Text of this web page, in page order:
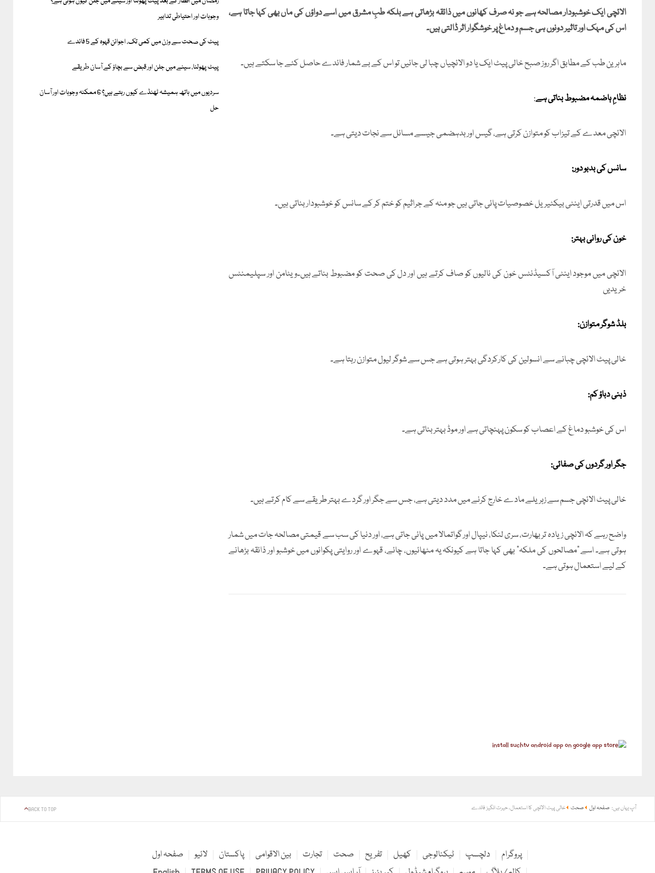
الائچی ایک خوشبودار مصالحہ ہے جو نہ صرف کھانوں میں ذائقہ بڑھاتی ہے بلکہ طبِ مشرق میں اسے دواؤں کی ماں بھی کہا جاتا ہے،
اس کی مہک اور تاثیر دونوں ہی جسم و دماغ پر خوشگوار اثر ڈالتی ہیں۔
ماہرین طب کے مطابق اگر روز صبح خالی پیٹ ایک یا دو الائچیاں چبا لی جائیں تو اس کے بے شمار فائدے حاصل کئے جا سکتے ہیں۔
نظامِ ہاضمہ مضبوط بناتی ہے:
الائچی معدے کے تیزاب کو متوازن کرتی ہے، گیس اور بدہضمی جیسے مسائل سے نجات دیتی ہے۔
سانس کی بدبو دور:
اس میں قدرتی اینٹی بیکٹیریل خصوصیات پائی جاتی ہیں جو منہ کے جراثیم کو ختم کر کے سانس کو خوشبودار بناتی ہیں۔
خون کی روانی بہتر:
الائچی میں موجود اینٹی آکسیڈنٹس خون کی نالیوں کو صاف کرتے ہیں اور دل کی صحت کو مضبوط بناتے ہیں۔ویٹامن اور سپلیمنٹس
خریدیں
بلڈ شوگر متوازن:
خالی پیٹ الائچی چبانے سے انسولین کی کارکردگی بہتر ہوتی ہے جس سے شوگر لیول متوازن رہتا ہے۔
ذہنی دباؤ کم:
اس کی خوشبو دماغ کے اعصاب کو سکون پہنچاتی ہے اور موڈ بہتر بناتی ہے۔
جگر اور گردوں کی صفائی:
خالی پیٹ الائچی جسم سے زہریلے مادے خارج کرنے میں مدد دیتی ہے، جس سے جگر اور گردے بہتر طریقے سے کام کرتے ہیں۔
واضح رہے کہ الائچی زیادہ تر بھارت، سری لنکا، نیپال اور گواتمالا میں پائی جاتی ہے، اور دنیا کی سب سے قیمتی مصالحہ جات میں شمار
ہوتی ہے۔ اسے “مصالحوں کی ملکہ” بھی کہا جاتا ہے کیونکہ یہ مٹھائیوں، چائے، قہوے اور روایتی پکوانوں میں خوشبو اور ذائقہ بڑھانے
کے لیے استعمال ہوتی ہے۔
وجوہات اور احتیاطی تدابیر
پیٹ کی صحت سے وزن میں کمی تک، اجوائن قہوہ کے 5 فائدے
پیٹ پھولنا، سینے میں جلن اور قبض سے بچاؤ کے آسان طریقے
سردیوں میں ہاتھ ہمیشہ ٹھنڈے کیوں رہتے ہیں؟ 6 ممکنہ وجوہات اور آسان
حل
آپ یہاں ہیں: صفحہ اول صحت خالی پیٹ الائچی کا استعمال، حیرت انگیز فائدے BACK TO TOP
صفحہ اول لائیو پاکستان بین الاقوامی تجارت صحت تفریح کھیل ٹیکنالوجی دلچسپ
پروگرام